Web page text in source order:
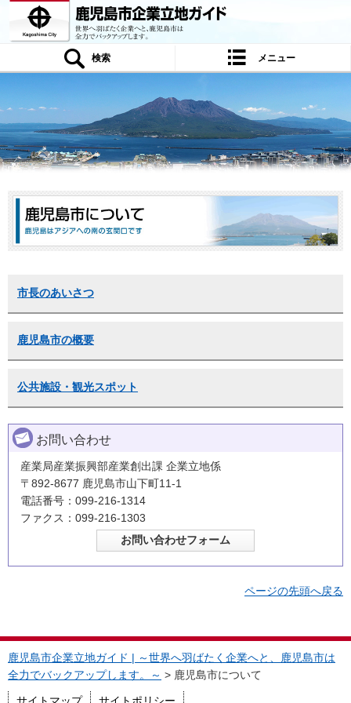
鹿児島市企業立地ガイド 世界へ羽ばたく
企業へと、鹿児島市は全力でバックアップ
します。
検索 メニュー
市長のあいさつ
鹿児島市の概要
公共施設・観光スポット
お問い合わせ
産業局産業振興部産業創出課 企業立地係
〒892-8677 鹿児島市山下町11-1
電話番号：099-216-1314
ファクス：099-216-1303
ページの先頭へ戻る
鹿児島市企業立地ガイド | ～世界へ羽ばたく企業へと、鹿児島市は
全力でバックアップします。～ > 鹿児島市について